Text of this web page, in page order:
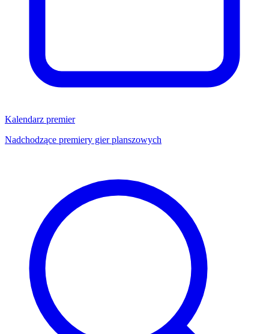
Kalendarz premier
Nadchodzące premiery gier planszowych